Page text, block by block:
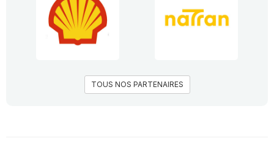
TOUS NOS PARTENAIRES